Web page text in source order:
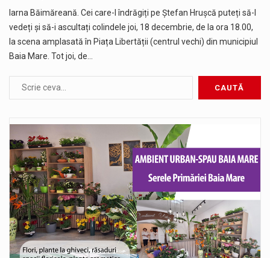
Iarna Băimăreană. Cei care-l îndrăgiți pe Ștefan Hrușcă puteți să-l
vedeți și să-i ascultați colindele joi, 18 decembrie, de la ora 18.00,
la scena amplasată în Piața Libertății (centrul vechi) din municipiul
Baia Mare. Tot joi, de…